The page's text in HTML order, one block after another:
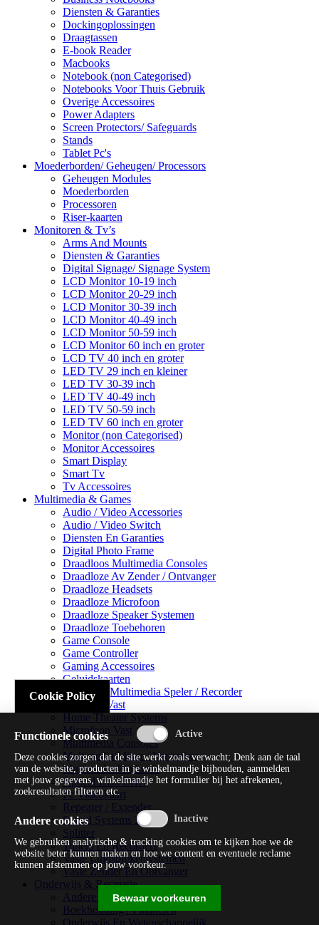
Diensten & Garanties
Dockingoplossingen
Draagtassen
E-book Reader
Macbooks
Notebook (non Categorised)
Notebooks Voor Thuis Gebruik
Overige Accessoires
Power Adapters
Screen Protectors/ Safeguards
Stands
Tablet Pc's
Moederborden/ Geheugen/ Processors
Geheugen Modules
Moederborden
Processoren
Riser-kaarten
Monitoren & Tv’s
Arms And Mounts
Diensten & Garanties
Digital Signage/ Signage System
LCD Monitor 10-19 inch
LCD Monitor 20-29 inch
LCD Monitor 30-39 inch
LCD Monitor 40-49 inch
LCD Monitor 50-59 inch
LCD Monitor 60 inch en groter
LCD TV 40 inch en groter
LED TV 29 inch en kleiner
LED TV 30-39 inch
LED TV 40-49 inch
LED TV 50-59 inch
LED TV 60 inch en groter
Monitor (non Categorised)
Monitor Accessoires
Smart Display
Smart Tv
Tv Accessoires
Multimedia & Games
Audio / Video Accessories
Audio / Video Switch
Diensten En Garanties
Digital Photo Frame
Draadloos Multimedia Consoles
Draadloze Av Zender / Ontvanger
Draadloze Headsets
Draadloze Microfoon
Draadloze Speaker Systemen
Draadloze Toebehoren
Game Console
Game Controller
Gaming Accessoires
Geluidskaarten
Handheld Multimedia Speler / Recorder
Headsets Vast
Home Theater Systems
Microfoon Vast
Multimedia Consoles
Multimedia Mixer / Versterker
Multimedia Productie
Optical Disk Drive
Pc Videokaart
Repeater / Extender
Sound Systems Hi-fi
Splitter
Tuners En Recorders
Vaste Luidsprekersystemen
Vaste Zender En Ontvanger
Onderwijs & Recreatie
Andere Beveiligingssoftware
Boekhouding / Financiën
Cookie Policy
Functionele cookies
Deze cookies zorgen dat de site werkt zoals verwacht; Denk aan de taal
van de website, producten in je winkelmandje bijhouden, aanmelden
met jouw gegevens, winkelmandje het formulier bij het afrekenen,
zoekresultaten filteren etc.
Andere cookies
We gebruiken analytische & tracking cookies om te kijken hoe we de
website beter kunnen maken en hoe we content en eventuele reclame
kunnen afstemmen op jouw voorkeur.
Bewaar voorkeuren